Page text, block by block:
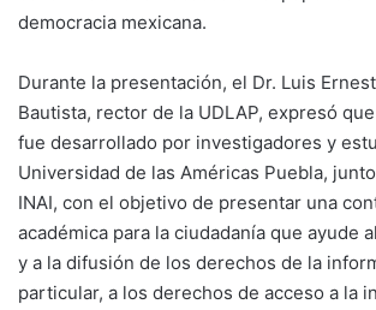
democracia mexicana.
Durante la presentación, el Dr. Luis
Bautista, rector de la UDLAP, expresó
fue desarrollado por investigadores y
Universidad de las Américas Puebla,
INAI, con el objetivo de presentar una
académica para la ciudadanía que ayude
y a la difusión de los derechos de la
particular, a los derechos de acceso a la